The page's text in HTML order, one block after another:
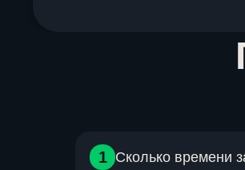
1 Сколько времени